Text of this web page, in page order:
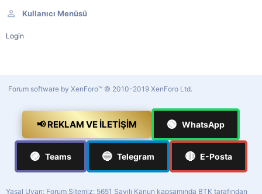
Kullanıcı Menüsü
Login
Forum software by XenForo™ © 2010-2019 XenForo Ltd.
📢 REKLAM VE İLETIŞIM 🟢 WhatsApp
🟣 Teams 🔵 Telegram 🔴 E-Posta
Yasal Uyarı: Forum Sitemiz; 5651 Sayılı Kanun kapsamında BTK tarafından